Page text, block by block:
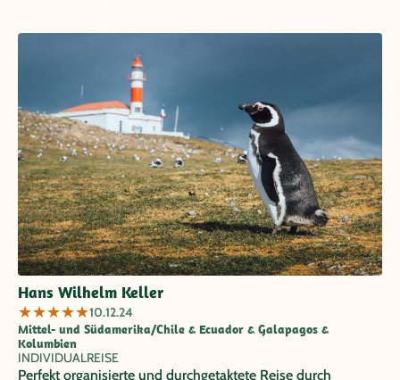
Hans Wilhelm Keller
★★★★★10.12.24
Mittel- und Südamerika/Chile & Ecuador & Galapagos &
Kolumbien
INDIVIDUALREISE
Perfekt organisierte und durchgetaktete Reise durch